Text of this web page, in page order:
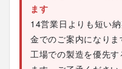
ます
14営業日よりも短い
金でのご案内になりま
工場での製造を優先